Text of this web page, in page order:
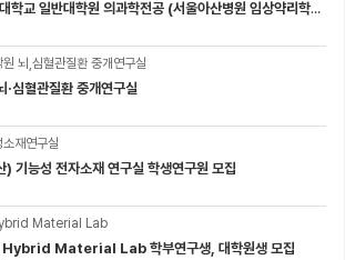
2027학년도 전기 울산대학교 일반대학원 의과학전공 (서울아산병원 임상약리학과 약동약력학 연구실) 대학원생 모집공고
뇌,심혈관질환 중개연구실
·심혈관질환 중개연구실
재연구실
) 기능성 전자소재 연구실 학생연구원 모집
Material Lab
Material Lab 학부연구생, 대학원생 모집